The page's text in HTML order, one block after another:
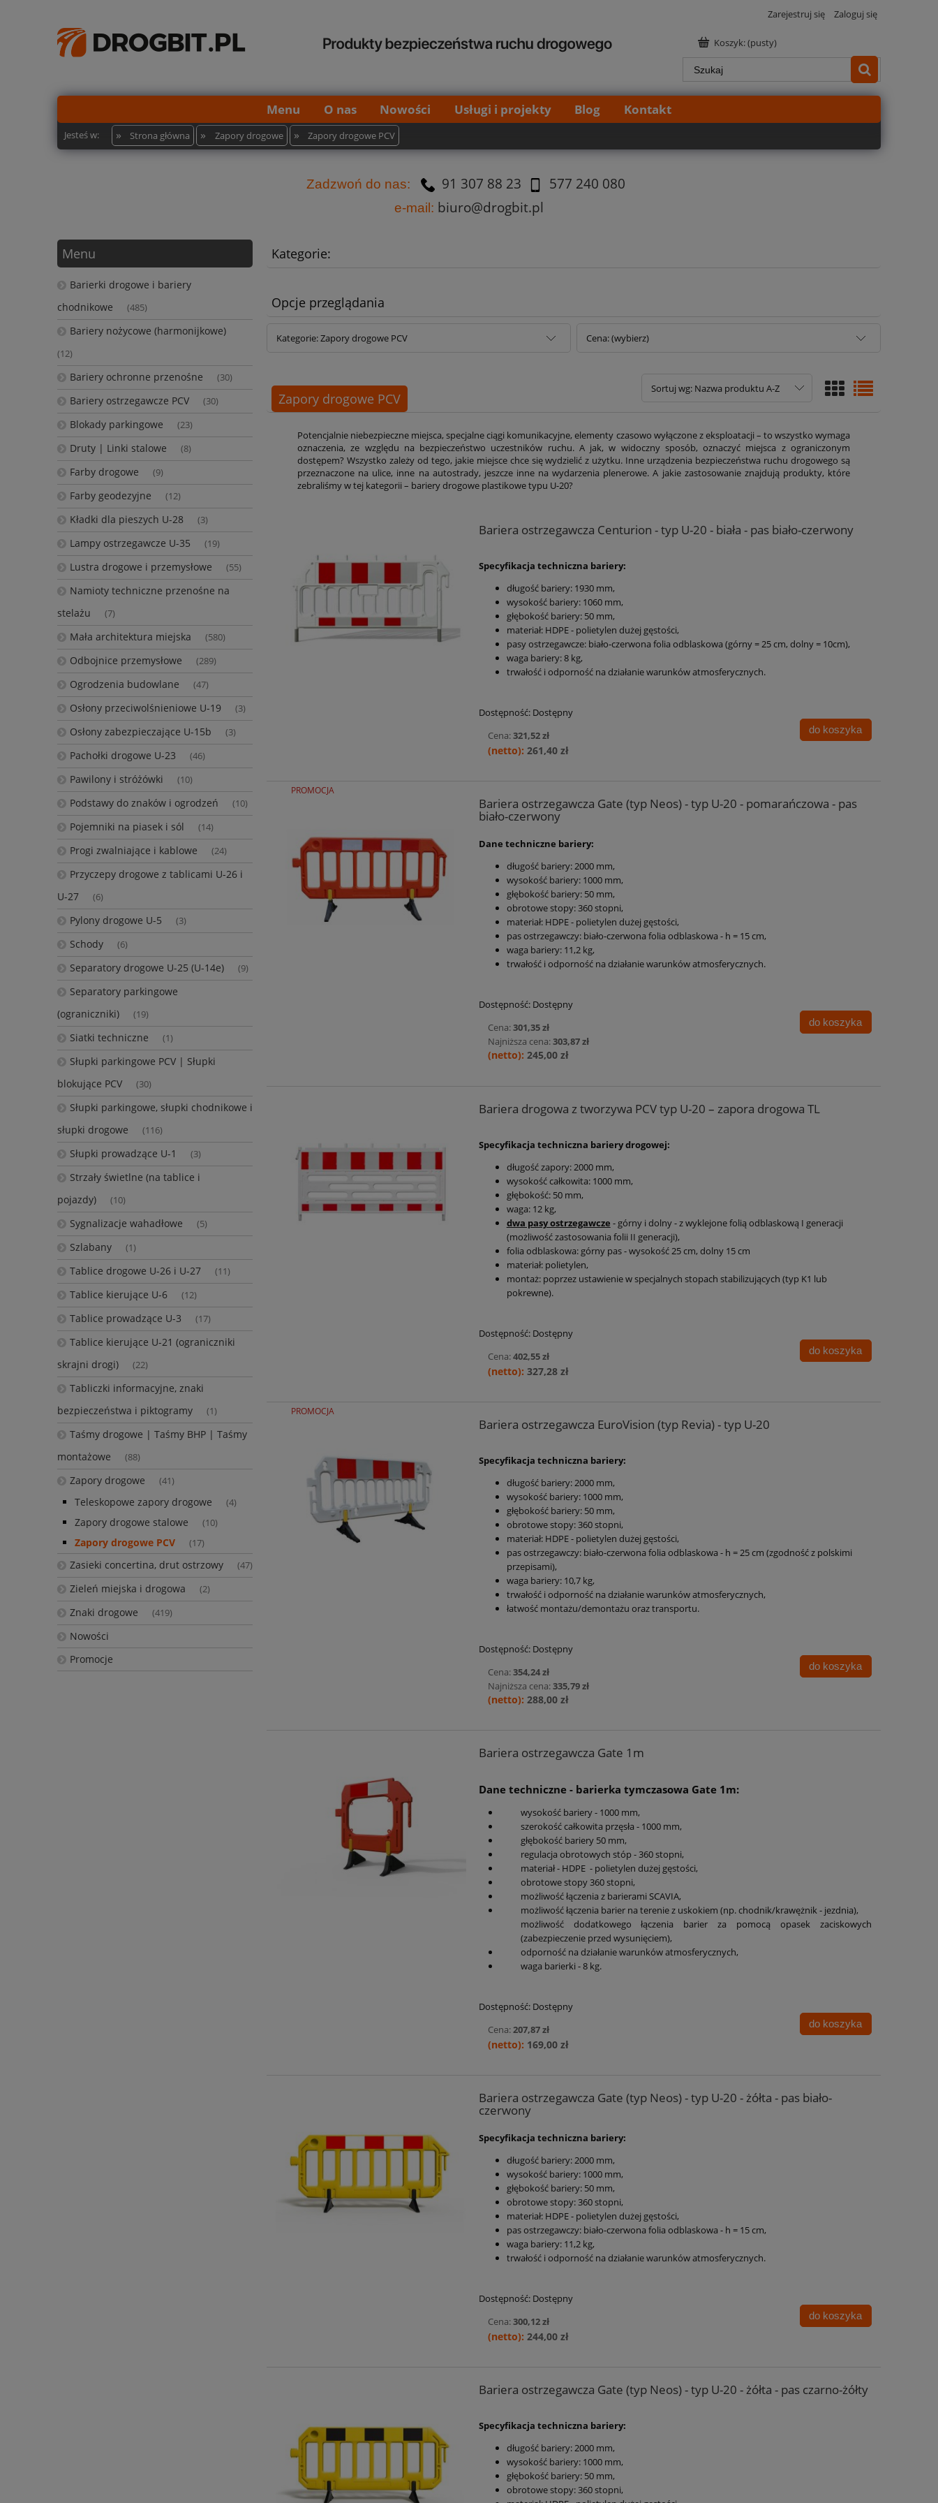
Zarejestruj się Zaloguj się
Koszyk:(pusty)
Menu O nas Nowości Usługi i projekty Blog Kontakt
Jesteś w: » Strona główna » Zapory drogowe » Zapory drogowe PCV
Zadzwoń do nas: 91 307 88 23 577 240 080
e-mail: biuro@drogbit.pl
Menu
Barierki drogowe i bariery
chodnikowe
(485)
Bariery nożycowe (harmonijkowe)
(12)
Bariery ochronne przenośne (30)
Bariery ostrzegawcze PCV (30)
Blokady parkingowe (23)
Druty | Linki stalowe (8)
Farby drogowe (9)
Farby geodezyjne (12)
Kładki dla pieszych U-28 (3)
Lampy ostrzegawcze U-35 (19)
Lustra drogowe i przemysłowe (55)
Namioty techniczne przenośne na
stelażu
(7)
Mała architektura miejska (580)
Odbojnice przemysłowe (289)
Ogrodzenia budowlane (47)
Osłony przeciwolśnieniowe U-19 (3)
Osłony zabezpieczające U-15b (3)
Pachołki drogowe U-23 (46)
Pawilony i stróżówki (10)
Podstawy do znaków i ogrodzeń (10)
Pojemniki na piasek i sól (14)
Progi zwalniające i kablowe (24)
Przyczepy drogowe z tablicami U-26 i
U-27
(6)
Pylony drogowe U-5 (3)
Schody (6)
Separatory drogowe U-25 (U-14e) (9)
Separatory parkingowe
(ograniczniki)
(19)
Siatki techniczne (1)
Słupki parkingowe PCV | Słupki
blokujące PCV
(30)
Słupki parkingowe, słupki chodnikowe i
słupki drogowe
(116)
Słupki prowadzące U-1 (3)
Strzały świetlne (na tablice i
pojazdy)
(10)
Sygnalizacje wahadłowe (5)
Szlabany (1)
Tablice drogowe U-26 i U-27 (11)
Tablice kierujące U-6 (12)
Tablice prowadzące U-3 (17)
Tablice kierujące U-21 (ograniczniki
skrajni drogi)
(22)
Tabliczki informacyjne, znaki
bezpieczeństwa i piktogramy
(1)
Taśmy drogowe | Taśmy BHP | Taśmy
montażowe
(88)
Zapory drogowe (41)
Teleskopowe zapory drogowe (4)
Zapory drogowe stalowe (10)
Zapory drogowe PCV (17)
Zasieki concertina, drut ostrzowy (47)
Zieleń miejska i drogowa (2)
Znaki drogowe (419)
Nowości
Promocje
Kategorie:
Opcje przeglądania
Kategorie: Zapory drogowe PCV Cena: (wybierz)
Zapory drogowe PCV
Sortuj wg: Nazwa produktu A-Z
Potencjalnie niebezpieczne miejsca, specjalne ciągi komunikacyjne, elementy czasowo wyłączone z eksploatacji – to wszystko wymaga
oznaczenia, ze względu na bezpieczeństwo uczestników ruchu. A jak, w widoczny sposób, oznaczyć miejsca z ograniczonym
dostępem? Wszystko zależy od tego, jakie miejsce chce się wydzielić z użytku. Inne urządzenia bezpieczeństwa ruchu drogowego są
przeznaczone na ulice, inne na autostrady, jeszcze inne na wydarzenia plenerowe. A jakie zastosowanie znajdują produkty, które
zebraliśmy w tej kategorii – bariery drogowe plastikowe typu U-20?
Bariera ostrzegawcza Centurion - typ U-20 - biała - pas biało-czerwony
Specyfikacja techniczna bariery:
długość bariery: 1930 mm,
wysokość bariery: 1060 mm,
głębokość bariery: 50 mm,
materiał: HDPE - polietylen dużej gęstości,
pasy ostrzegawcze: biało-czerwona folia odblaskowa (górny = 25 cm, dolny = 10cm),
waga bariery: 8 kg,
trwałość i odporność na działanie warunków atmosferycznych.
Dostępność: Dostępny
Cena:321,52 zł
261,40 zł
do koszyka
Bariera ostrzegawcza Gate (typ Neos) - typ U-20 - pomarańczowa - pas
biało-czerwony
Dane techniczne bariery:
długość bariery: 2000 mm,
wysokość bariery: 1000 mm,
głębokość bariery: 50 mm,
obrotowe stopy: 360 stopni,
materiał: HDPE - polietylen dużej gęstości,
pas ostrzegawczy: biało-czerwona folia odblaskowa - h = 15 cm,
waga bariery: 11,2 kg,
trwałość i odporność na działanie warunków atmosferycznych.
Dostępność: Dostępny
Cena:301,35 zł
Najniższa cena:303,87 zł
245,00 zł
do koszyka
PROMOCJA
Bariera drogowa z tworzywa PCV typ U-20 – zapora drogowa TL
Specyfikacja techniczna bariery drogowej:
długość zapory: 2000 mm,
wysokość całkowita: 1000 mm,
głębokość: 50 mm,
waga: 12 kg,
dwa pasy ostrzegawcze - górny i dolny - z wyklejone folią odblaskową I generacji
(możliwość zastosowania folii II generacji),
folia odblaskowa: górny pas - wysokość 25 cm, dolny 15 cm
materiał: polietylen,
montaż: poprzez ustawienie w specjalnych stopach stabilizujących (typ K1 lub
pokrewne).
Dostępność: Dostępny
Cena:402,55 zł
327,28 zł
do koszyka
Bariera ostrzegawcza EuroVision (typ Revia) - typ U-20
Specyfikacja techniczna bariery:
długość bariery: 2000 mm,
wysokość bariery: 1000 mm,
głębokość bariery: 50 mm,
obrotowe stopy: 360 stopni,
materiał: HDPE - polietylen dużej gęstości,
pas ostrzegawczy: biało-czerwona folia odblaskowa - h = 25 cm (zgodność z polskimi
przepisami),
waga bariery: 10,7 kg,
trwałość i odporność na działanie warunków atmosferycznych,
łatwość montażu/demontażu oraz transportu.
Dostępność: Dostępny
Cena:354,24 zł
Najniższa cena:335,79 zł
288,00 zł
do koszyka
PROMOCJA
Bariera ostrzegawcza Gate 1m
Dane techniczne - barierka tymczasowa Gate 1m:
wysokość bariery - 1000 mm,
szerokość całkowita przęsła - 1000 mm,
głębokość bariery 50 mm,
regulacja obrotowych stóp - 360 stopni,
materiał - HDPE - polietylen dużej gęstości,
obrotowe stopy 360 stopni,
możliwość łączenia z barierami SCAVIA,
możliwość łączenia barier na terenie z uskokiem (np. chodnik/krawężnik - jezdnia),
możliwość dodatkowego łączenia barier za pomocą opasek zaciskowych
(zabezpieczenie przed wysunięciem),
odporność na działanie warunków atmosferycznych,
waga barierki - 8 kg.
Dostępność: Dostępny
Cena:207,87 zł
169,00 zł
do koszyka
Bariera ostrzegawcza Gate (typ Neos) - typ U-20 - żółta - pas biało-
czerwony
Specyfikacja techniczna bariery:
długość bariery: 2000 mm,
wysokość bariery: 1000 mm,
głębokość bariery: 50 mm,
obrotowe stopy: 360 stopni,
materiał: HDPE - polietylen dużej gęstości,
pas ostrzegawczy: biało-czerwona folia odblaskowa - h = 15 cm,
waga bariery: 11,2 kg,
trwałość i odporność na działanie warunków atmosferycznych.
Dostępność: Dostępny
Cena:300,12 zł
244,00 zł
do koszyka
Bariera ostrzegawcza Gate (typ Neos) - typ U-20 - żółta - pas czarno-żółty
Specyfikacja techniczna bariery:
długość bariery: 2000 mm,
wysokość bariery: 1000 mm,
głębokość bariery: 50 mm,
obrotowe stopy: 360 stopni,